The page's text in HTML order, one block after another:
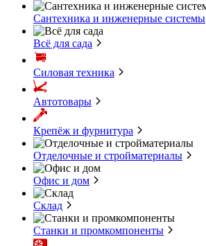
Сантехника и инженерные системы
Всё для сада
Силовая техника
Автотовары
Крепёж и фурнитура
Отделочные и стройматериалы
Офис и дом
Склад
Станки и промкомпоненты